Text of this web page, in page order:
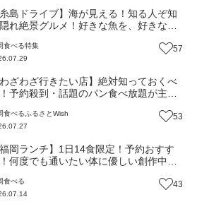
糸島ドライブ】海が見える！知る人ぞ知
れ絶景グルメ！好きな魚を、好きなだ
（福岡市西区）【まち歩き】
食べる特集
57
わざわざ行きたい店】絶対知っておくべ
予約殺到・話題のパン食べ放題が主
garden』（福岡・新宮町）【まち
】
食べる ふるさとWish
53
福岡ランチ】1日14食限定！予約おすす
何度でも通いたい体に優しい創作中華
ち歩き】
食べる
43